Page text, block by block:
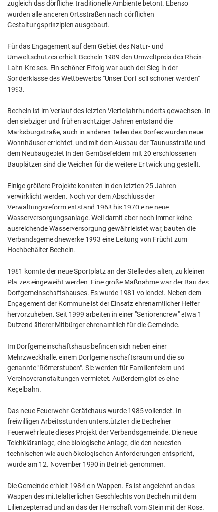
zugleich das dörfliche, traditionelle Ambiente betont. Ebenso
wurden alle anderen Ortsstraßen nach dörflichen
Gestaltungsprinzipien ausgebaut.
Für das Engagement auf dem Gebiet des Natur- und
Umweltschutzes erhielt Becheln 1989 den Umweltpreis des Rhein-
Lahn-Kreises. Ein schöner Erfolg war auch der Sieg in der
Sonderklasse des Wettbewerbs "Unser Dorf soll schöner werden"
1993.
Becheln ist im Verlauf des letzten Vierteljahrhunderts gewachsen. In
den siebziger und frühen achtziger Jahren entstand die
Marksburgstraße, auch in anderen Teilen des Dorfes wurden neue
Wohnhäuser errichtet, und mit dem Ausbau der Taunusstraße und
dem Neubaugebiet in den Gemüsefeldern mit 20 erschlossenen
Bauplätzen sind die Weichen für die weitere Entwicklung gestellt.
Einige größere Projekte konnten in den letzten 25 Jahren
verwirklicht werden. Noch vor dem Abschluss der
Verwaltungsreform entstand 1968 bis 1970 eine neue
Wasserversorgungsanlage. Weil damit aber noch immer keine
ausreichende Wasserversorgung gewährleistet war, bauten die
Verbandsgemeidnewerke 1993 eine Leitung von Frücht zum
Hochbehälter Becheln.
1981 konnte der neue Sportplatz an der Stelle des alten, zu kleinen
Platzes eingeweiht werden. Eine große Maßnahme war der Bau des
Dorfgemeinschaftshauses. Es wurde 1981 vollendet. Neben dem
Engagement der Kommune ist der Einsatz ehrenamtlicher Helfer
hervorzuheben. Seit 1999 arbeiten in einer "Seniorencrew" etwa 1
Dutzend älterer Mitbürger ehrenamtlich für die Gemeinde.
Im Dorfgemeinschaftshaus befinden sich neben einer
Mehrzweckhalle, einem Dorfgemeinschaftsraum und die so
genannte "Römerstuben". Sie werden für Familienfeiern und
Vereinsveranstaltungen vermietet. Außerdem gibt es eine
Kegelbahn.
Das neue Feuerwehr-Gerätehaus wurde 1985 vollendet. In
freiwilligen Arbeitsstunden unterstützten die Bechelner
Feuerwehrleute dieses Projekt der Verbandsgemeinde. Die neue
Teichkläranlage, eine biologische Anlage, die den neuesten
technischen wie auch ökologischen Anforderungen entspricht,
wurde am 12. November 1990 in Betrieb genommen.
Die Gemeinde erhielt 1984 ein Wappen. Es ist angelehnt an das
Wappen des mittelalterlichen Geschlechts von Becheln mit dem
Lilienzepterrad und an das der Herrschaft vom Stein mit der Rose.